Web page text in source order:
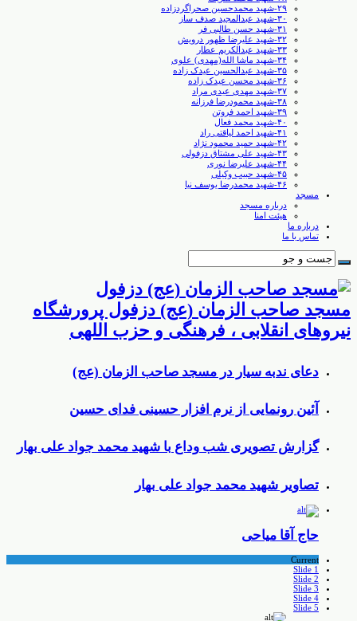
۲۹-شهید محمدحسین صحراگردزاده
۳۰-شهید عبدالمجید صدف ساز
۳۱-شهید حسن طالبی ‏فر
۳۲-شهید علیرضا ظهور درویش
۳۳-شهید عبدالکریم عطار
۳۴-شهید ماشا الله(مهدی) علوی
۳۵-شهید عبدالحسین عیدک زاده
۳۶-شهید محسن عیدک زاده
۳۷-شهید مهدی عیدی مراد
۳۸-شهید محمودرضا فرزانه
۳۹-شهید احمد فروتن
۴۰-شهید محمد فعال
۴۱-شهید احمد لیاقتی راد
۴۲-شهید حمید محمود نژاد
۴۳-شهید علی مشتاق دزفولی
۴۴-شهید علیرضا نوری
۴۵-شهید حبیب وکیلی
۴۶-شهید محمدرضا یوسف نیا
مسجد
درباره مسجد
هیئت امنا
درباره ما
تماس با ما
مسجد صاحب الزمان (عج) دزفول پرورشگاه
نیروهای انقلابی ، فرهنگی و حزب اللهی
دعای ندبه سیار در مسجد صاحب الزمان (عج)
آئین رونمایی از نرم افزار حسینی فدای حسین
گزارش تصویری شب وداع با شهید محمد جواد علی بهار
تصاویر شهید محمد جواد علی بهار
حاج آقا میاحی
Current
Slide 1
Slide 2
Slide 3
Slide 4
Slide 5